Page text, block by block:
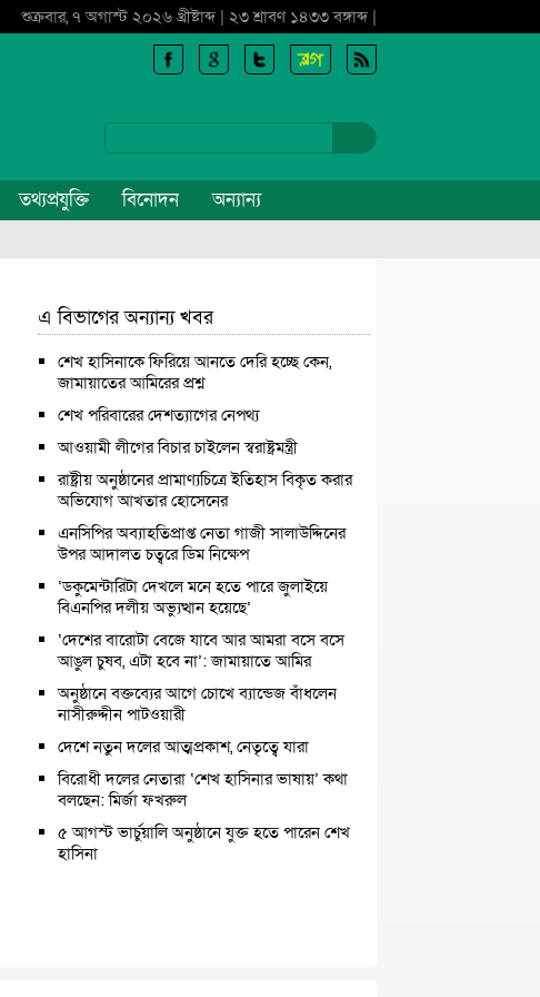
শুক্রবার, ৭ অগাস্ট ২০২৬ খ্রীষ্টাব্দ | ২৩ শ্রাবণ ১৪৩৩ বঙ্গাব্দ |
তথ্যপ্রযুক্তি বিনোদন অন্যান্য
এ বিভাগের অন্যান্য খবর
শেখ হাসিনাকে ফিরিয়ে আনতে দেরি হচ্ছে কেন,
জামায়াতের আমিরের প্রশ্ন
শেখ পরিবারের দেশত্যাগের নেপথ্য
আওয়ামী লীগের বিচার চাইলেন স্বরাষ্ট্রমন্ত্রী
রাষ্ট্রীয় অনুষ্ঠানের প্রামাণ্যচিত্রে ইতিহাস বিকৃত করার
অভিযোগ আখতার হোসেনের
এনসিপির অব্যাহতিপ্রাপ্ত নেতা গাজী সালাউদ্দিনের
উপর আদালত চত্বরে ডিম নিক্ষেপ
‘ডকুমেন্টারিটা দেখলে মনে হতে পারে জুলাইয়ে
বিএনপির দলীয় অভ্যুত্থান হয়েছে’
‘দেশের বারোটা বেজে যাবে আর আমরা বসে বসে
আঙুল চুষব, এটা হবে না’: জামায়াতে আমির
অনুষ্ঠানে বক্তব্যের আগে চোখে ব্যান্ডেজ বাঁধলেন
নাসীরুদ্দীন পাটওয়ারী
দেশে নতুন দলের আত্মপ্রকাশ, নেতৃত্বে যারা
বিরোধী দলের নেতারা ‘শেখ হাসিনার ভাষায়’ কথা
বলছেন: মির্জা ফখরুল
৫ আগস্ট ভার্চুয়ালি অনুষ্ঠানে যুক্ত হতে পারেন শেখ
হাসিনা